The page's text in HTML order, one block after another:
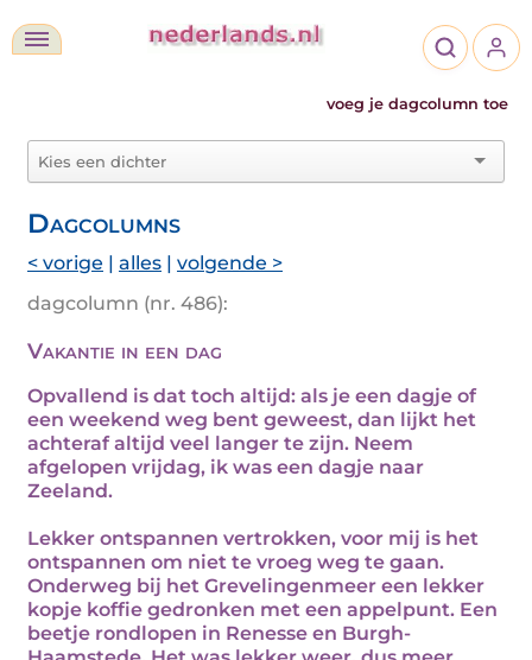
voeg je dagcolumn toe
Dagcolumns
< vorige | alles | volgende >
dagcolumn (nr. 486):
Vakantie in een dag
Opvallend is dat toch altijd: als je een dagje of
een weekend weg bent geweest, dan lijkt het
achteraf altijd veel langer te zijn. Neem
afgelopen vrijdag, ik was een dagje naar
Zeeland.
Lekker ontspannen vertrokken, voor mij is het
ontspannen om niet te vroeg weg te gaan.
Onderweg bij het Grevelingenmeer een lekker
kopje koffie gedronken met een appelpunt. Een
beetje rondlopen in Renesse en Burgh-